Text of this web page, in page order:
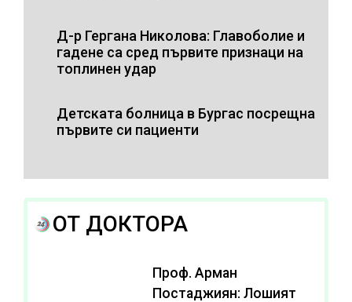
Д-р Гергана Николова: Главоболие и
гадене са сред първите признаци на
топлинен удар
Детската болница в Бургас посрещна
първите си пациенти
ОТ ДОКТОРА
Проф. Арман
Постаджиян: Лошият